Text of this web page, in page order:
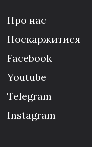
Про нас
Поскаржитися
Facebook
Youtube
Telegram
Instagram